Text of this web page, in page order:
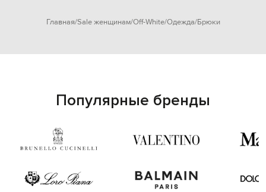
Главная Sale женщинам Off-White Одежда Брюки
Популярные бренды